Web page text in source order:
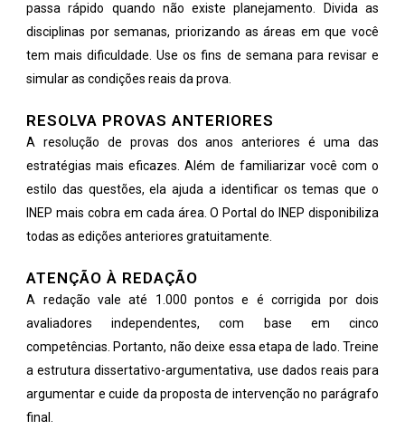
passa rápido quando não existe planejamento. Divida as
disciplinas por semanas, priorizando as áreas em que você
tem mais dificuldade. Use os fins de semana para revisar e
simular as condições reais da prova.
RESOLVA PROVAS ANTERIORES
A resolução de provas dos anos anteriores é uma das
estratégias mais eficazes. Além de familiarizar você com o
estilo das questões, ela ajuda a identificar os temas que o
INEP mais cobra em cada área. O Portal do INEP disponibiliza
todas as edições anteriores gratuitamente.
ATENÇÃO À REDAÇÃO
A redação vale até 1.000 pontos e é corrigida por dois
avaliadores independentes, com base em cinco
competências. Portanto, não deixe essa etapa de lado. Treine
a estrutura dissertativo-argumentativa, use dados reais para
argumentar e cuide da proposta de intervenção no parágrafo
final.